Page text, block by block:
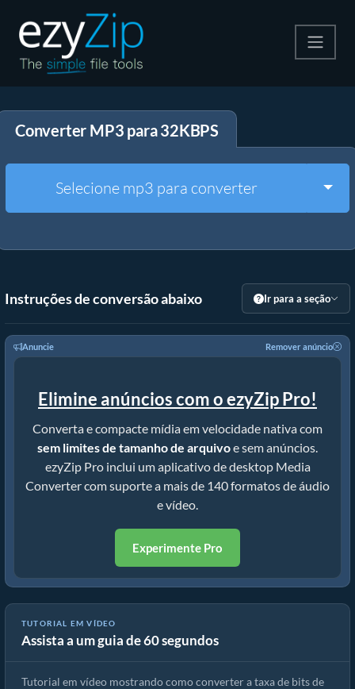
Descompactar
Outras Ferramentas
Converter MP3 para 32KBPS
Selecione mp3 para converter
Instruções de conversão abaixo Ir para a seção
Anuncie Remover anúncio
Elimine anúncios com o ezyZip Pro!
Converta e compacte mídia em velocidade nativa com
sem limites de tamanho de arquivoe sem anúncios.
ezyZip Pro inclui um aplicativo de desktop Media
Converter com suporte a mais de 140 formatos de áudio
e vídeo.
Experimente Pro
TUTORIAL EM VÍDEO
Assista a um guia de 60 segundos
Converter a taxa de bits de MP3 para 32kbps (Guia simples)
Tutorial em vídeo mostrando como converter a taxa de bits de